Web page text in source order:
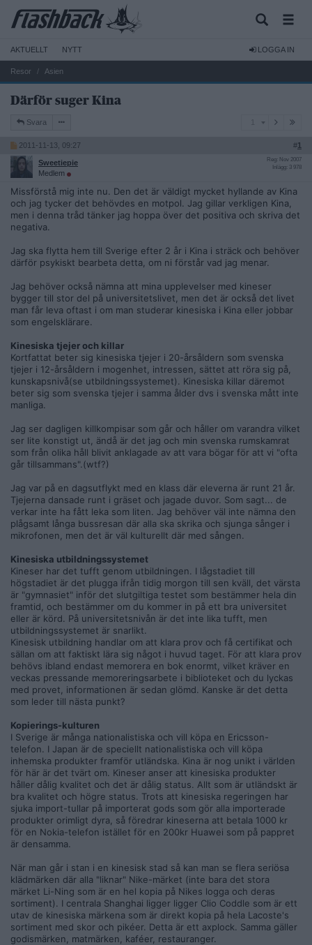
AKTUELLT NYTT LOGGA IN
Resor Asien
Därför suger Kina
Svara
2011-11-13, 09:27 #1
Sweetiepie
Medlem
Reg: Nov 2007
Inlägg: 3 978
Missförstå mig inte nu. Den det är väldigt mycket hyllande av Kina
och jag tycker det behövdes en motpol. Jag gillar verkligen Kina,
men i denna tråd tänker jag hoppa över det positiva och skriva det
negativa.
Jag ska flytta hem till Sverige efter 2 år i Kina i sträck och behöver
därför psykiskt bearbeta detta, om ni förstår vad jag menar.
Jag behöver också nämna att mina upplevelser med kineser
bygger till stor del på universitetslivet, men det är också det livet
man får leva oftast i om man studerar kinesiska i Kina eller jobbar
som engelsklärare.
Kinesiska tjejer och killar
Kortfattat beter sig kinesiska tjejer i 20-årsåldern som svenska
tjejer i 12-årsåldern i mogenhet, intressen, sättet att röra sig på,
kunskapsnivå(se utbildningssystemet). Kinesiska killar däremot
beter sig som svenska tjejer i samma ålder dvs i svenska mått inte
manliga.
Jag ser dagligen killkompisar som går och håller om varandra vilket
ser lite konstigt ut, ändå är det jag och min svenska rumskamrat
som från olika håll blivit anklagade av att vara bögar för att vi "ofta
går tillsammans".(wtf?)
Jag var på en dagsutflykt med en klass där eleverna är runt 21 år.
Tjejerna dansade runt i gräset och jagade duvor. Som sagt... de
verkar inte ha fått leka som liten. Jag behöver väl inte nämna den
plågsamt långa bussresan där alla ska skrika och sjunga sånger i
mikrofonen, men det är väl kulturellt där med sången.
Kinesiska utbildningssystemet
Kineser har det tufft genom utbildningen. I lågstadiet till
högstadiet är det plugga ifrån tidig morgon till sen kväll, det värsta
är "gymnasiet" inför det slutgiltiga testet som bestämmer hela din
framtid, och bestämmer om du kommer in på ett bra universitet
eller är körd. På universitetsnivån är det inte lika tufft, men
utbildningssystemet är snarlikt.
Kinesisk utbildning handlar om att klara prov och få certifikat och
sällan om att faktiskt lära sig något i huvud taget. För att klara prov
behövs ibland endast memorera en bok enormt, vilket kräver en
veckas pressande memoreringsarbete i biblioteket och du lyckas
med provet, informationen är sedan glömd. Kanske är det detta
som leder till nästa punkt?
Kopierings-kulturen
I Sverige är många nationalistiska och vill köpa en Ericsson-
telefon. I Japan är de speciellt nationalistiska och vill köpa
inhemska produkter framför utländska. Kina är nog unikt i världen
för här är det tvärt om. Kineser anser att kinesiska produkter
håller dålig kvalitet och det är dålig status. Allt som är utländskt är
bra kvalitet och högre status. Trots att kinesiska regeringen har
sjuka import-tullar på importerat gods som gör alla importerade
produkter orimligt dyra, så föredrar kineserna att betala 1000 kr
för en Nokia-telefon istället för en 200kr Huawei som på pappret
är densamma.
När man går i stan i en kinesisk stad så kan man se flera seriösa
klädmärken där alla "liknar" Nike-märket (inte bara det stora
märket Li-Ning som är en hel kopia på Nikes logga och deras
sortiment). I centrala Shanghai ligger ligger Clio Coddle som är ett
utav de kinesiska märkena som är direkt kopia på hela Lacoste's
sortiment med skor och pikéer. Detta är ett axplock. Samma gäller
godismärken, matmärken, kaféer, restauranger.